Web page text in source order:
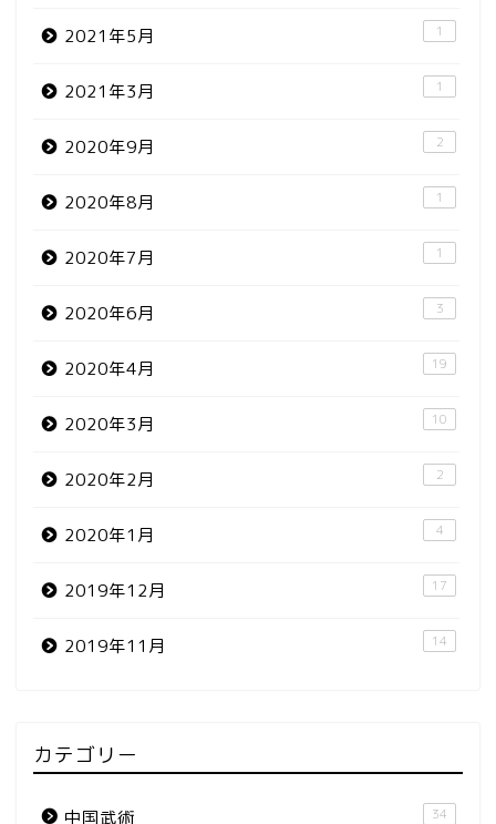
2021年5月 1
2021年3月 1
2020年9月 2
2020年8月 1
2020年7月 1
2020年6月 3
2020年4月 19
2020年3月 10
2020年2月 2
2020年1月 4
2019年12月 17
2019年11月 14
カテゴリー
中国武術 34